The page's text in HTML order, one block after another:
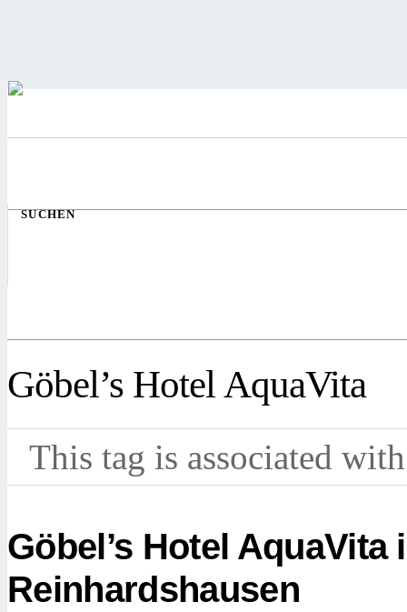
SUCHEN
Göbel’s Hotel AquaVita
This tag is associated
Göbel’s Hotel
Reinhardshausen